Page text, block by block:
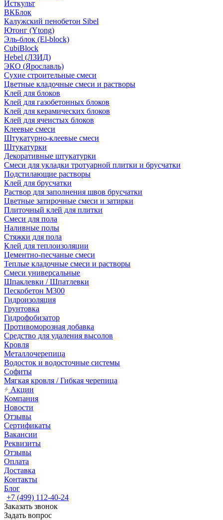
Исткульт
ВКБлок
Калужский пенобетон Sibel
Ютонг (Ytong)
Эль-блок (El-block)
CubiBlock
Hebel (ЛЗИД)
ЭКО (Ярославль)
Сухие строительные смеси
Цветные кладочные смеси и растворы
Клей для блоков
Клей для газобетонных блоков
Клей для керамических блоков
Клей для ячеистых блоков
Клеевые смеси
Штукатурно-клеевые смеси
Штукатурки
Декоративные штукатурки
Смеси для укладки тротуарной плитки и брусчатки
Подстилающие растворы
Клей для брусчатки
Раствор для заполнения швов брусчатки
Цветные затирочные смеси и затирки
Плиточный клей для плитки
Смеси для пола
Наливные полы
Стяжки для пола
Клей для теплоизоляции
Цементно-песчаные смеси
Теплые кладочные смеси и растворы
Смеси универсальные
Шпаклевки / Шпатлевки
Пескобетон М300
Гидроизоляция
Грунтовка
Гидрофобизатор
Противоморозная добавка
Средство для удаления высолов
Кровля
Металлочерепица
Водосток и водосточные системы
Софиты
Мягкая кровля / Гибкая черепица
Акции
Компания
Новости
Отзывы
Сертификаты
Вакансии
Реквизиты
Отзывы
Оплата
Доставка
Контакты
Блог
+7 (499) 112-40-24
Заказать звонок
Задать вопрос